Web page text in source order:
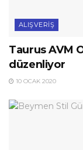
ALIŞVERIŞ
Taurus AVM
düzenliyor
10 OCAK 2020